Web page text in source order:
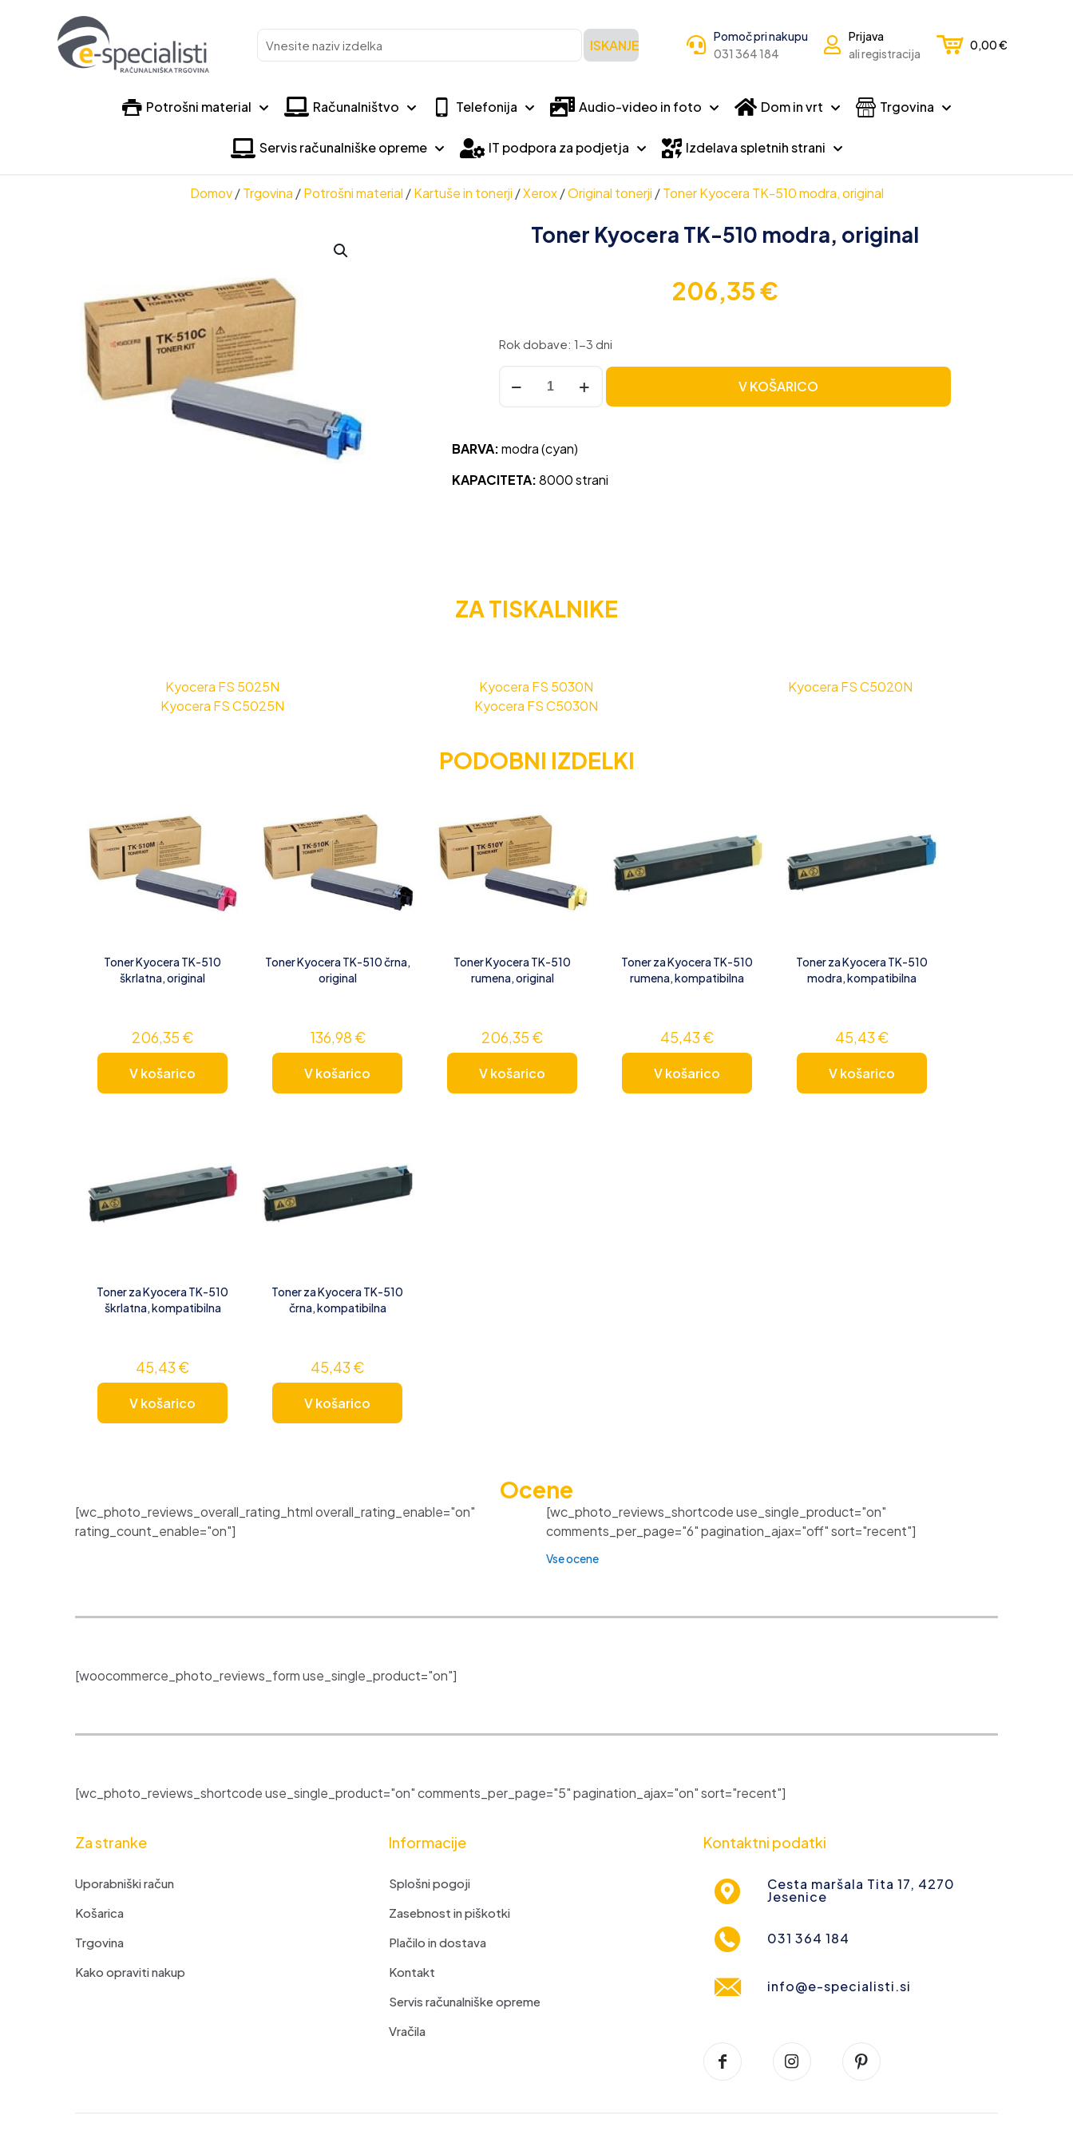
Vnesite
naziv
ISKANJE
Pomoč pri nakupu
031 364 184
Prijava
ali registracija
0,00€
Potrošni material Računalništvo Telefonija Audio-video in foto Dom in vrt Trgovina
Servis računalniške opreme IT podpora za podjetja Izdelava spletnih strani
Domov / Trgovina / Potrošni material / Kartuše in tonerji /Xerox /Original tonerji / Toner Kyocera TK-510 modra, original
Toner Kyocera TK-510 modra, original
206,35€
Rok dobave: 1-3 dni
Toner
Kyocera
TK-
modra,
količina
V KOŠARICO
BARVA:modra (cyan)
KAPACITETA:8000 strani
ZA TISKALNIKE
Kyocera FS 5025N Kyocera FS 5030N
Kyocera FS C5020N
Kyocera FS C5025N
Kyocera FS C5030N
PODOBNI IZDELKI
Toner Kyocera TK-510
škrlatna, original
206,35 €
V košarico
Toner Kyocera TK-510 črna,
original
136,98 €
V košarico
Toner Kyocera TK-510
rumena, original
206,35 €
V košarico
Toner za Kyocera TK-510
rumena, kompatibilna
45,43 €
V košarico
Toner za Kyocera TK-510
modra, kompatibilna
45,43 €
V košarico
Toner za Kyocera TK-510
škrlatna, kompatibilna
45,43 €
V košarico
Toner za Kyocera TK-510
črna, kompatibilna
45,43 €
V košarico
Ocene
[wc_photo_reviews_overall_rating_html overall_rating_enable="on"
rating_count_enable="on"]
[wc_photo_reviews_shortcode use_single_product="on"
comments_per_page="6" pagination_ajax="off" sort="recent"]
Vse ocene
[woocommerce_photo_reviews_form use_single_product="on"]
[wc_photo_reviews_shortcode use_single_product="on" comments_per_page="5" pagination_ajax="on" sort="recent"]
Za stranke
Uporabniški račun
Košarica
Trgovina
Kako opraviti nakup
Informacije
Splošni pogoji
Zasebnost in piškotki
Plačilo in dostava
Kontakt
Servis računalniške opreme
Vračila
Kontaktni podatki
Cesta maršala Tita 17, 4270
Jesenice
031 364 184
info@e-specialisti.si